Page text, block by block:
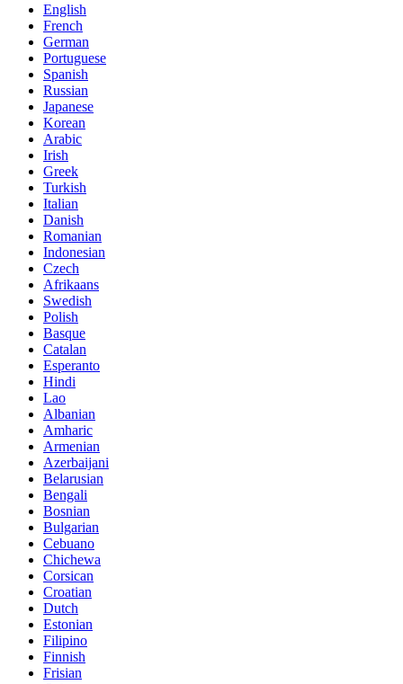
English
French
German
Portuguese
Spanish
Russian
Japanese
Korean
Arabic
Irish
Greek
Turkish
Italian
Danish
Romanian
Indonesian
Czech
Afrikaans
Swedish
Polish
Basque
Catalan
Esperanto
Hindi
Lao
Albanian
Amharic
Armenian
Azerbaijani
Belarusian
Bengali
Bosnian
Bulgarian
Cebuano
Chichewa
Corsican
Croatian
Dutch
Estonian
Filipino
Finnish
Frisian